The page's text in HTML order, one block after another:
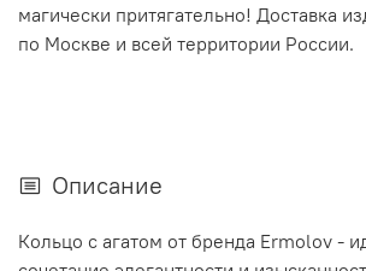
магически притягательно! Доставка
по Москве и всей территории России.
Описание
Кольцо с агатом от бренда Ermolov -